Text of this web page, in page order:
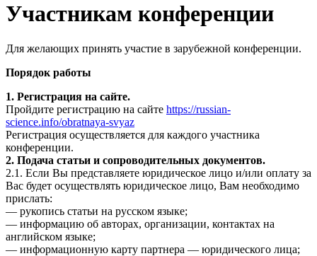
Участникам конференции
Для желающих принять участие в зарубежной конференции.
Порядок работы
1. Регистрация на сайте.
Пройдите регистрацию на сайте https://russian-
science.info/obratnaya-svyaz
Регистрация осуществляется для каждого участника
конференции.
2. Подача статьи и сопроводительных документов.
2.1. Если Вы представляете юридическое лицо и/или оплату за
Вас будет осуществлять юридическое лицо, Вам необходимо
прислать:
— рукопись статьи на русском языке;
— информацию об авторах, организации, контактах на
английском языке;
— информационную карту партнера — юридического лица;